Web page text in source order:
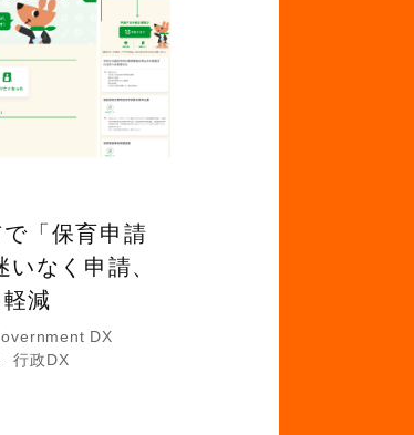
「保育申請
なく申請、
減
DX
行政DX